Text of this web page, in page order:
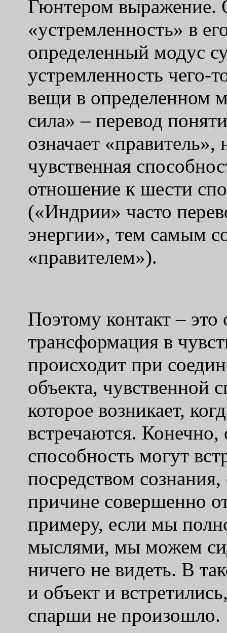
Гюнтером выражение.
«устремленность» в
определенный модус
устремленность чего-
вещи в определенном
сила» – перевод
означает
чувственная
отношение к шести
(«Индрии» часто
энергии», тем самым
«правителем»).
Поэтому контакт –
трансформация в
происходит при
объекта, чувственной
которое возникает,
встречаются. Конечно,
способность могут
посредством
причине совершенно
примеру, если мы
мыслями, мы можем
ничего не видеть. В
и объект и
спарши не произошло.